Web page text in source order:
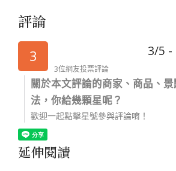
評論
3 3/5 -
3位網友投票評論
關於本文評論的商家、商品、
法，你給幾顆星呢？
歡迎一起點擊星號參與評論唷！
延伸閱讀